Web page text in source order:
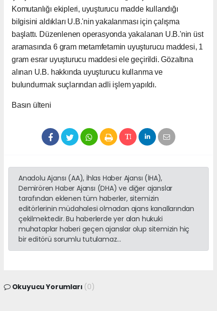
Komutanlığı ekipleri, uyuşturucu madde kullandığı
bilgisini aldıkları U.B.'nin yakalanması için çalışma
başlattı. Düzenlenen operasyonda yakalanan U.B.'nin üst
aramasında 6 gram metamfetamin uyuşturucu maddesi, 1
gram esrar uyuşturucu maddesi ele geçirildi. Gözaltına
alınan U.B. hakkında uyuşturucu kullanma ve
bulundurmak suçlarından adli işlem yapıldı.
Basın ülteni
Anadolu Ajansı (AA), İhlas Haber Ajansı (İHA),
Demirören Haber Ajansı (DHA) ve diğer ajanslar
tarafından eklenen tüm haberler, sitemizin
editörlerinin müdahalesi olmadan ajans kanallarından
çekilmektedir. Bu haberlerde yer alan hukuki
muhataplar haberi geçen ajanslar olup sitemizin hiç
bir editörü sorumlu tutulamaz...
Okuyucu Yorumları (0)